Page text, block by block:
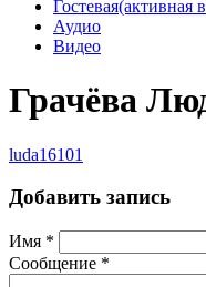
Гостевая(активная
Аудио
Видео
Грачёва
luda16101
Добавить запись
Имя *
Сообщение *